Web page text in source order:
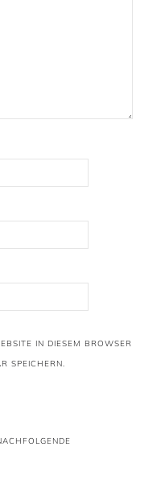
IN DIESEM BROWSER
SPEICHERN.